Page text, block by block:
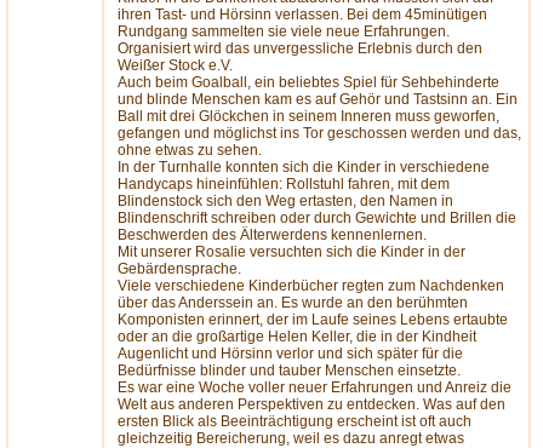
ihren Tast- und Hörsinn verlassen. Bei dem 45minütigen
Rundgang sammelten sie viele neue Erfahrungen.
Organisiert wird das unvergessliche Erlebnis durch den
Weißer Stock e.V.
Auch beim Goalball, ein beliebtes Spiel für Sehbehinderte
und blinde Menschen kam es auf Gehör und Tastsinn an. Ein
Ball mit drei Glöckchen in seinem Inneren muss geworfen,
gefangen und möglichst ins Tor geschossen werden und das,
ohne etwas zu sehen.
In der Turnhalle konnten sich die Kinder in verschiedene
Handycaps hineinfühlen: Rollstuhl fahren, mit dem
Blindenstock sich den Weg ertasten, den Namen in
Blindenschrift schreiben oder durch Gewichte und Brillen die
Beschwerden des Älterwerdens kennenlernen.
Mit unserer Rosalie versuchten sich die Kinder in der
Gebärdensprache.
Viele verschiedene Kinderbücher regten zum Nachdenken
über das Anderssein an. Es wurde an den berühmten
Komponisten erinnert, der im Laufe seines Lebens ertaubte
oder an die großartige Helen Keller, die in der Kindheit
Augenlicht und Hörsinn verlor und sich später für die
Bedürfnisse blinder und tauber Menschen einsetzte.
Es war eine Woche voller neuer Erfahrungen und Anreiz die
Welt aus anderen Perspektiven zu entdecken. Was auf den
ersten Blick als Beeinträchtigung erscheint ist oft auch
gleichzeitig Bereicherung, weil es dazu anregt etwas